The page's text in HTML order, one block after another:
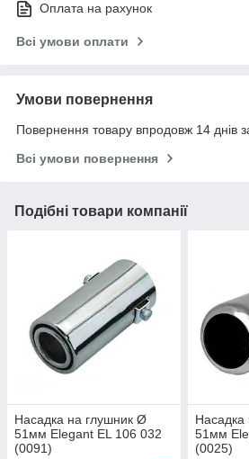
Оплата на рахунок
Всі умови оплати
Умови повернення
Повернення товару впродовж 14 днів
Всі умови повернення
Подібні товари компанії
Насадка на глушник Ø
51мм Elegant EL 106 032
(0091)
Насадка
51мм
(0025)